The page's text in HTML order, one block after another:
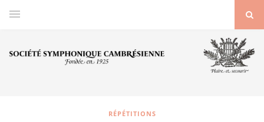
RÉPÉTITIONS